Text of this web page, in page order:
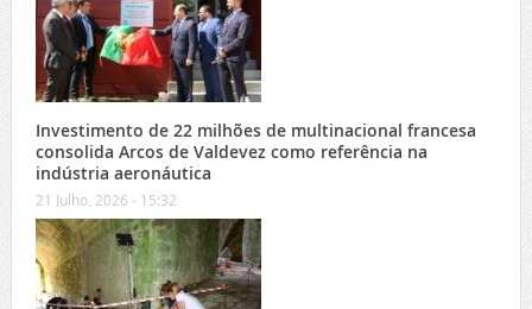
Investimento de 22 milhões de multinacional francesa
consolida Arcos de Valdevez como referência na
indústria aeronáutica
21 Julho, 2026 - 15:32